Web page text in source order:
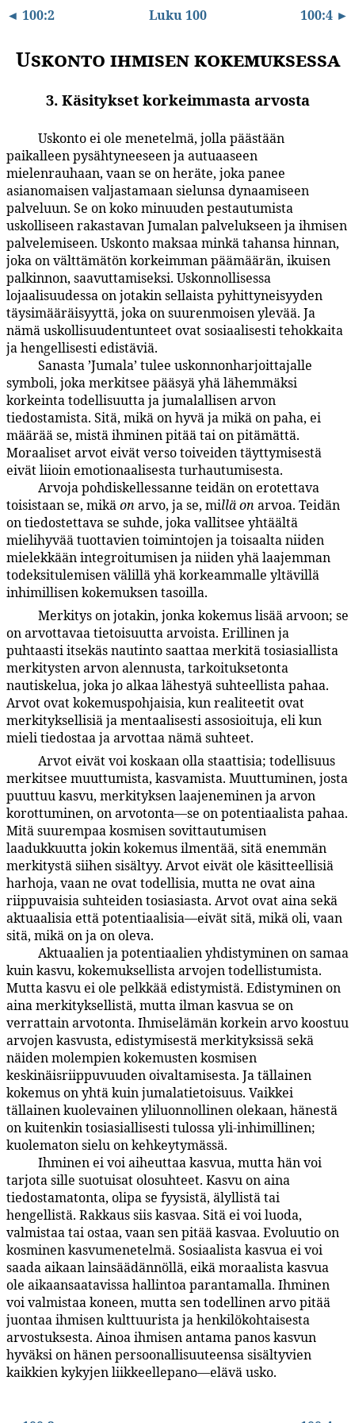
◄ 100:2 Luku 100 100:4 ►
Uskonto ihmisen kokemuksessa
3. Käsitykset korkeimmasta arvosta
Uskonto ei ole menetelmä, jolla päästään
paikalleen pysähtyneeseen ja autuaaseen
mielenrauhaan, vaan se on heräte, joka panee
asianomaisen valjastamaan sielunsa dynaamiseen
palveluun. Se on koko minuuden pestautumista
uskolliseen rakastavan Jumalan palvelukseen ja ihmisen
palvelemiseen. Uskonto maksaa minkä tahansa hinnan,
joka on välttämätön korkeimman päämäärän, ikuisen
palkinnon, saavuttamiseksi. Uskonnollisessa
lojaalisuudessa on jotakin sellaista pyhittyneisyyden
täysimääräisyyttä, joka on suurenmoisen ylevää. Ja
nämä uskollisuudentunteet ovat sosiaalisesti tehokkaita
ja hengellisesti edistäviä.
100:3.2Sanasta ’Jumala’ tulee uskonnonharjoittajalle
symboli, joka merkitsee pääsyä yhä lähemmäksi
korkeinta todellisuutta ja jumalallisen arvon
tiedostamista. Sitä, mikä on hyvä ja mikä on paha, ei
määrää se, mistä ihminen pitää tai on pitämättä.
Moraaliset arvot eivät verso toiveiden täyttymisestä
eivät liioin emotionaalisesta turhautumisesta.
Arvoja pohdiskellessanne teidän on erotettava
toisistaan se, mikäon arvo, ja se, millä on arvoa. Teidän
on tiedostettava se suhde, joka vallitsee yhtäältä
mielihyvää tuottavien toimintojen ja toisaalta niiden
mielekkään integroitumisen ja niiden yhä laajemman
todeksitulemisen välillä yhä korkeammalle yltävillä
inhimillisen kokemuksen tasoilla.
Merkitys on jotakin, jonka kokemus lisää arvoon; se
on arvottavaa tietoisuutta arvoista. Erillinen ja
puhtaasti itsekäs nautinto saattaa merkitä tosiasiallista
merkitysten arvon alennusta, tarkoituksetonta
nautiskelua, joka jo alkaa lähestyä suhteellista pahaa.
Arvot ovat kokemuspohjaisia, kun realiteetit ovat
merkityksellisiä ja mentaalisesti assosioituja, eli kun
mieli tiedostaa ja arvottaa nämä suhteet.
Arvot eivät voi koskaan olla staattisia; todellisuus
merkitsee muuttumista, kasvamista. Muuttuminen, josta
puuttuu kasvu, merkityksen laajeneminen ja arvon
korottuminen, on arvotonta—se on potentiaalista pahaa.
Mitä suurempaa kosmisen sovittautumisen
laadukkuutta jokin kokemus ilmentää, sitä enemmän
merkitystä siihen sisältyy. Arvot eivät ole käsitteellisiä
harhoja, vaan ne ovat todellisia, mutta ne ovat aina
riippuvaisia suhteiden tosiasiasta. Arvot ovat aina sekä
aktuaalisia että potentiaalisia—eivät sitä, mikä oli, vaan
sitä, mikä on ja on oleva.
Aktuaalien ja potentiaalien yhdistyminen on samaa
kuin kasvu, kokemuksellista arvojen todellistumista.
Mutta kasvu ei ole pelkkää edistymistä. Edistyminen on
aina merkityksellistä, mutta ilman kasvua se on
verrattain arvotonta. Ihmiselämän korkein arvo koostuu
arvojen kasvusta, edistymisestä merkityksissä sekä
näiden molempien kokemusten kosmisen
keskinäisriippuvuuden oivaltamisesta. Ja tällainen
kokemus on yhtä kuin jumalatietoisuus. Vaikkei
tällainen kuolevainen yliluonnollinen olekaan, hänestä
on kuitenkin tosiasiallisesti tulossa yli-inhimillinen;
kuolematon sielu on kehkeytymässä.
Ihminen ei voi aiheuttaa kasvua, mutta hän voi
tarjota sille suotuisat olosuhteet. Kasvu on aina
tiedostamatonta, olipa se fyysistä, älyllistä tai
hengellistä. Rakkaus siis kasvaa. Sitä ei voi luoda,
valmistaa tai ostaa, vaan sen pitää kasvaa. Evoluutio on
kosminen kasvumenetelmä. Sosiaalista kasvua ei voi
saada aikaan lainsäädännöllä, eikä moraalista kasvua
ole aikaansaatavissa hallintoa parantamalla. Ihminen
voi valmistaa koneen, mutta sen todellinen arvo pitää
juontaa ihmisen kulttuurista ja henkilökohtaisesta
arvostuksesta. Ainoa ihmisen antama panos kasvun
hyväksi on hänen persoonallisuuteensa sisältyvien
kaikkien kykyjen liikkeellepano—elävä usko.